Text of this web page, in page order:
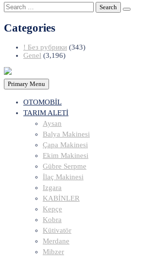
Search
for:
Categories
! Без рубрики (343)
Genel (3,196)
Primary Menu
OTOMOBİL
TARIM ALETİ
Aysan
Balya Makinesi
Çapa Makinesi
Ekim Makinesi
Gübre Serpme
İlaç Makinesi
Izgara
KABİNLER
Kepçe
Kobra
Kütivatör
Merdane
Mibzer